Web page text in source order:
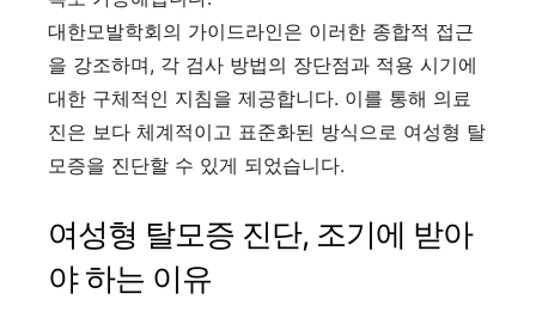
대한모발학회의 가이드라인은 이러한 종합적 접근
을 강조하며, 각 검사 방법의 장단점과 적용 시기에
대한 구체적인 지침을 제공합니다. 이를 통해 의료
진은 보다 체계적이고 표준화된 방식으로 여성형 탈
모증을 진단할 수 있게 되었습니다.
여성형 탈모증 진단, 조기에 받아
야 하는 이유